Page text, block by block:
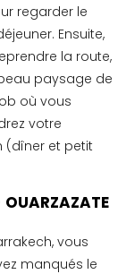
regarder le
Ensuite,
la route,
paysage de
où vous
votre
(dîner et petit
OUARZAZATE
vous
manqués le